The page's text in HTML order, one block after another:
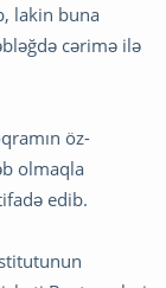
lakin buna
cərimə ilə
öz-
olmaqla
edib.